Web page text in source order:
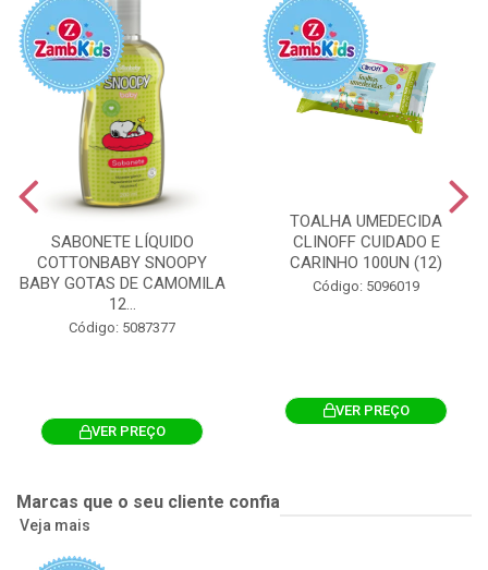
SABONETE LÍQUIDO
COTTONBABY SNOOPY
BABY GOTAS DE CAMOMILA
12...
Código: 5087377
VER PREÇO
TOALHA UMEDECIDA
CLINOFF CUIDADO E
CARINHO 100UN (12)
Código: 5096019
VER PREÇO
Marcas que o seu cliente confia
Veja mais